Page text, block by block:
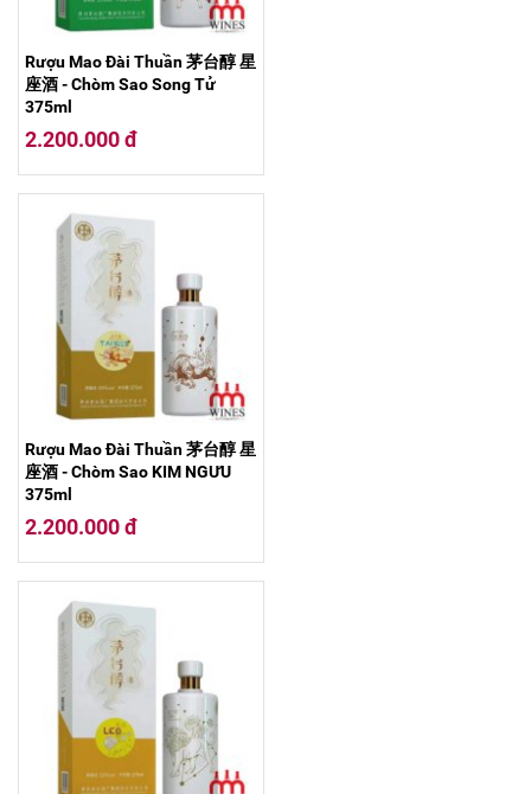
Rượu Mao Đài Thuần 茅台醇 星
座酒 - Chòm Sao Song Tử
375ml
2.200.000 đ
Rượu Mao Đài Thuần 茅台醇 星
座酒 - Chòm Sao KIM NGƯU
375ml
2.200.000 đ